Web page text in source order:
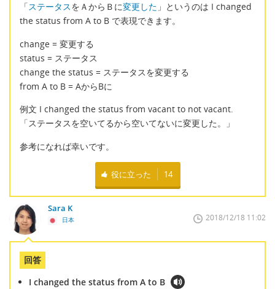
「ステータスをＡからＢに変更した 」というのは I changed
the status from A to B で表現できます。
change = 変更する
status = ステータス
change the status = ステータスを変更する
from A to B = AからBに
例文 I changed the status from vacant to not vacant.
「ステータスを空いてるから空いてないに変更した。」
参考になれば幸いです。
役に立った 14
Sara K
日本 2018/12/18 11:02
回答
I changed the status from A to B